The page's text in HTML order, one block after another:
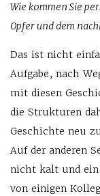
Wie kommen Sie
Opfer und dem
Das ist nicht
Aufgabe, nach
mit diesen
die Strukturen
Geschichte neu
Auf der anderen
nicht kalt und ein
von einigen